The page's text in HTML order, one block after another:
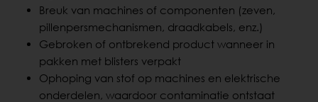
Breuk van machines of componenten (zeven,
pillenpersmechanismen, draadkabels, enz.)
Gebroken of ontbrekend product wanneer in
pakken met blisters verpakt
Ophoping van stof op machines en elektrische
onderdelen, waardoor contaminatie ontstaat